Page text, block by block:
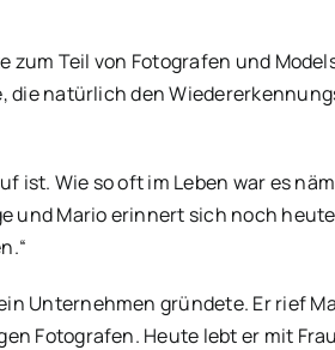
Teil von Fotografen und
die natürlich den
ist. Wie so oft im Leben war es
und Mario erinnert sich noch
Unternehmen gründete. Er rief
Fotografen. Heute lebt er mit